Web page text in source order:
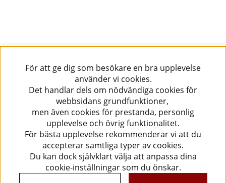
För att ge dig som besökare en bra upplevelse
använder vi cookies.
Det handlar dels om nödvändiga cookies för
webbsidans grundfunktioner,
men även cookies för prestanda, personlig
upplevelse och övrig funktionalitet.
För bästa upplevelse rekommenderar vi att du
accepterar samtliga typer av cookies.
Du kan dock självklart välja att anpassa dina
cookie-inställningar som du önskar.